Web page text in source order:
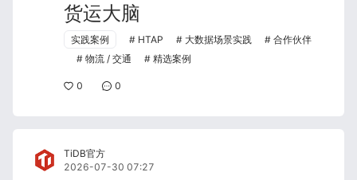
货运大脑
实践案例 HTAP 大数据场景实践
合作伙伴
物流 / 交通
精选案例
0 0
TiDB官方
2026-07-30 07:27